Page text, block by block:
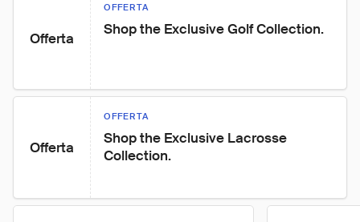
Offerta
OFFERTA
Shop the Exclusive Golf Collection.
Offerta
OFFERTA
Shop the Exclusive Lacrosse
Collection.